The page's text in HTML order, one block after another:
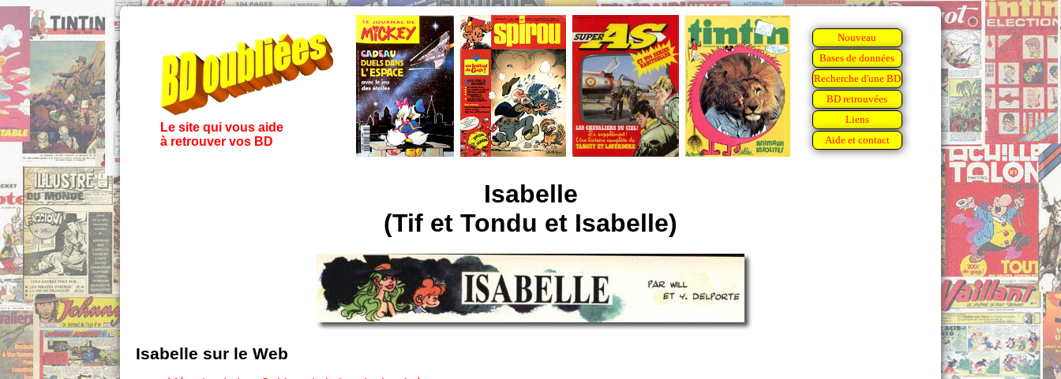
Le site qui vous aide
à retrouver vos BD
Nouveau
Bases de données
Recherche d'une BD
BD retrouvées
Liens
Aide et contact
Isabelle
(Tif et Tondu et Isabelle)
Isabelle sur le Web